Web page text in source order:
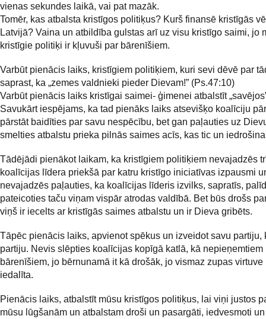
vienas sekundes laikā, vai pat mazāk.
Tomēr, kas atbalsta kristīgos politiķus? Kurš finansē kristīgās
Latvijā? Vaina un atbildība gulstas arī uz visu kristīgo saimi, jo
kristīgie politiķi ir kļuvuši par bārenīšiem.
Varbūt pienācis laiks, kristīgiem politiķiem, kuri sevi dēvē par
saprast, ka „zemes valdnieki pieder Dievam!” (Ps.47:10)
Varbūt pienācis laiks kristīgai saimei- ģimenei atbalstīt
Savukārt iespējams, ka tad pienāks laiks atsevišķo koalīciju
pārstāt baidīties par savu nespēcību, bet gan paļauties uz
smelties atbalstu prieka pilnās saimes acīs, kas tic un
Tādējādi pienākot laikam, ka kristīgiem politiķiem nevajadzēs
koalīcijas līdera priekšā par katru kristīgo iniciatīvas izpausmi
nevajadzēs paļauties, ka koalīcijas līderis izvilks, sapratīs,
pateicoties taču viņam vispār atrodas valdībā. Bet būs drošs
viņš ir iecelts ar kristīgās saimes atbalstu un ir Dieva gribēts.
Tāpēc pienācis laiks, apvienot spēkus un izveidot savu partiju,
partiju. Nevis slēpties koalīcijas kopīgā katlā, kā nepieņemtiem
bārenīšiem, jo bērnunamā it kā drošāk, jo vismaz zupas
iedalīta.
Pienācis laiks, atbalstīt mūsu kristīgos politiķus, lai viņi justos
mūsu lūgšanām un atbalstam droši un pasargāti, iedvesmoti